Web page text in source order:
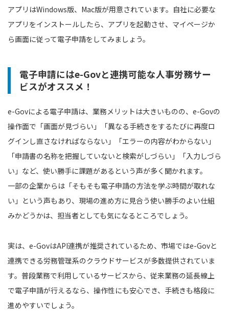
アプリはWindows版、Mac版が用意されています。自社に必要な
アプリをインストールしたら、アプリを起動させ、マイページか
ら画面に従って電子申請をしてみましょう。
電子申請にはe-Govと連携可能な人事労務サー
ビスがオススメ！
e-Govによる電子申請は、業務メリットは大きいものの、e-Govの
操作面で「画面が見づらい」「異なる手続きをするたびに再度ロ
グインし直さなければならない」「エラーの内容がわからない」
「申請書の名称を把握していないと検索がしづらい」「入力しづら
い」など、使い勝手に課題があるという声が多く聞かれます。
一部の企業からは「そもそも電子申請の方法を学ぶ時間が取れな
い」という声もあり、現場の進め方に見合う使い勝手のよい仕組
みかどうかは、担当者としても気になるところでしょう。
実は、e-GovはAPI連携が推奨されているため、市場ではe-Govと
連携できる労務管理系のクラウドサービスが多数提供されていま
す。普段業務で利用しているサービスから、従来業務の延長線上
で電子申請が行えるなら、操作性にも安心でき、手続きも格段に
進めやすいでしょう。